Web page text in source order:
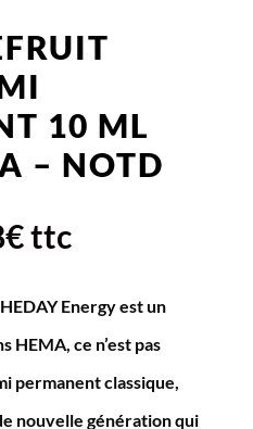
10 ML
– NOTD
€ttc
Energy est un
HEMA, ce n’est pas
permanent classique,
nouvelle génération qui